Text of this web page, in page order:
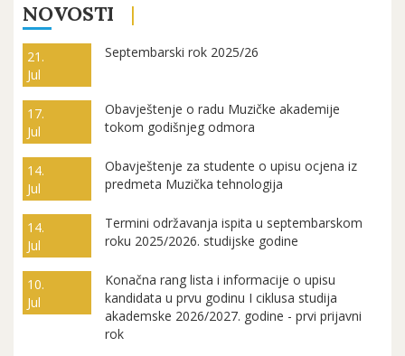
NOVOSTI
21.
Jul
Septembarski rok 2025/26
17.
Jul
Obavještenje o radu Muzičke akademije
tokom godišnjeg odmora
14.
Jul
Obavještenje za studente o upisu ocjena iz
predmeta Muzička tehnologija
14.
Jul
Termini održavanja ispita u septembarskom
roku 2025/2026. studijske godine
10.
Jul
Konačna rang lista i informacije o upisu
kandidata u prvu godinu I ciklusa studija
akademske 2026/2027. godine - prvi prijavni
rok